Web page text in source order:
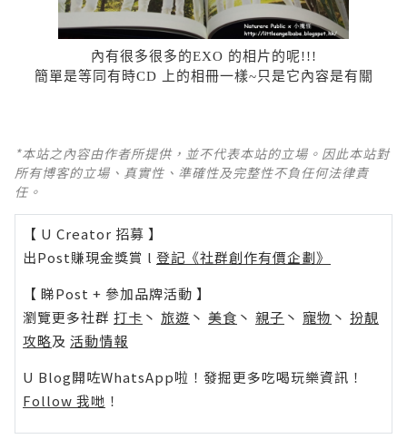
內有很多很多的EXO 的相片的呢!!!
簡單是等同有時CD 上的相冊一樣~只是它內容是有關
*本站之內容由作者所提供，並不代表本站的立場。因此本站對
所有博客的立場、真實性、準確性及完整性不負任何法律責
任。
【 U Creator 招募 】
出Post賺現金獎賞 l 登記《社群創作有價企劃》
【 睇Post + 參加品牌活動 】
瀏覽更多社群 打卡 丶 旅遊 丶 美食 丶 親子 丶 寵物 丶 扮靚
攻略及 活動情報
U Blog開咗WhatsApp啦！發掘更多吃喝玩樂資訊！
Follow 我哋 ！